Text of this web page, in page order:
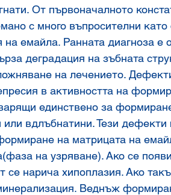
От първоначалното
с много въпросителни
на емайла. Ранната диагноза е
деградация на зъбната
на лечението.
в активността на
единствено за
вдлъбнатини. Тези дефекти
на матрицата на
на узряване). Ако се
се нарича хипоплазия. Ако
Веднъж